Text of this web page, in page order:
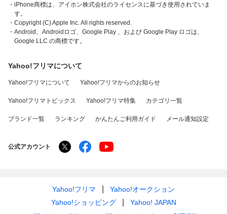
・iPhone商標は、アイホン株式会社のライセンスに基づき使用されていま
す。
・Copyright (C) Apple Inc. All rights reserved.
・Android、Androidロゴ、Google Play 、および Google Play ロゴは、
Google LLC の商標です。
Yahoo!フリマについて
Yahoo!フリマについて Yahoo!フリマからのお知らせ
Yahoo!フリマトピックス Yahoo!フリマ特集 カテゴリ一覧
ブランド一覧 ランキング かんたんご利用ガイド メール通知設定
公式アカウント
Yahoo!フリマ
Yahoo!オークション
Yahoo!ショッピング
Yahoo! JAPAN